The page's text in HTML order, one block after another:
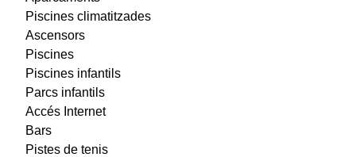
Piscines climatitzades
Ascensors
Piscines
Piscines infantils
Parcs infantils
Accés Internet
Bars
Pistes de tenis